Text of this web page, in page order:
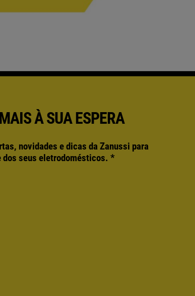
À SUA ESPERA
novidades e dicas da Zanussi para
dos seus eletrodomésticos. *